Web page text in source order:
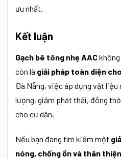
ưu nhất.
Kết luận
Gạch bê tông nhẹ AAC
còn là giải pháp toàn diện
Đà Nẵng, việc áp dụng vật
lượng, giảm phát thải, đồng
cho cư dân.
Nếu bạn đang tìm kiếm một
nóng, chống ồn và thân